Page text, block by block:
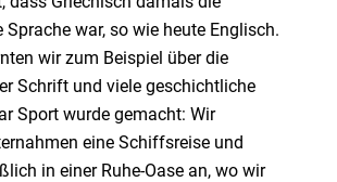
war, so wie heute Englisch.
wir zum Beispiel über die
Schrift und viele geschichtliche
Sport wurde gemacht: Wir
eine Schiffsreise und
in einer Ruhe-Oase an, wo wir